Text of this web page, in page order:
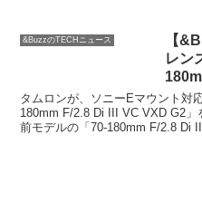
&BuzzのTECHニュース
【
レン
デジ
タムロンが、ソニーEマウント対
180mm F/2.8 Di III VC VXD G2」
前モデルの「70-180mm F/2.8 Di